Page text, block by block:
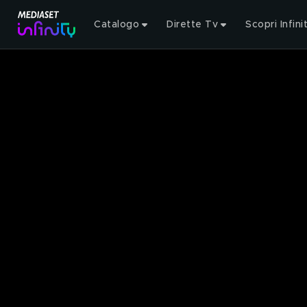
Catalogo Dirette Tv Scopri